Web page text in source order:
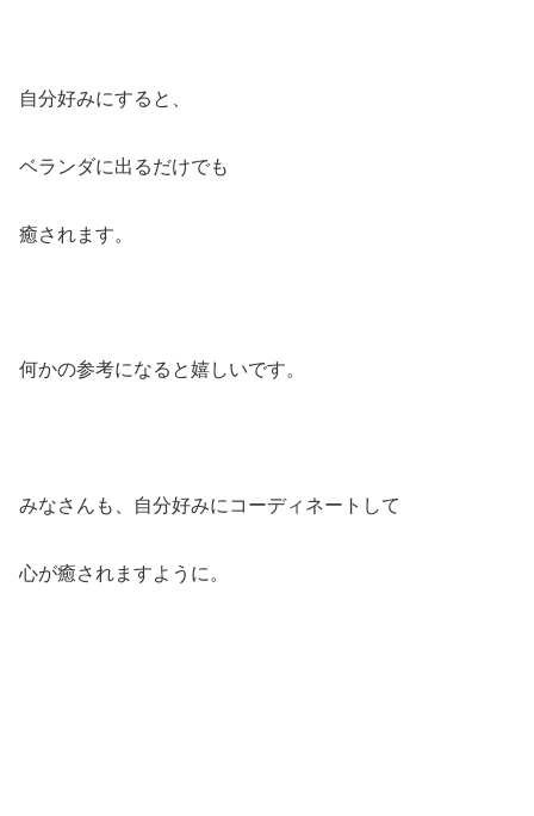
自分好みにすると、
ベランダに出るだけでも
癒されます。
何かの参考になると嬉しいです。
みなさんも、自分好みにコーディネートして
心が癒されますように。